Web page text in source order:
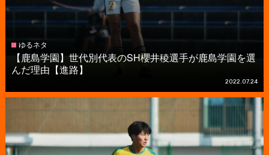
ゆるネタ
【鹿島学園】世代別代表のSH櫻井稜選手が鹿島学園を選
んだ理由【進路】
2022.07.24